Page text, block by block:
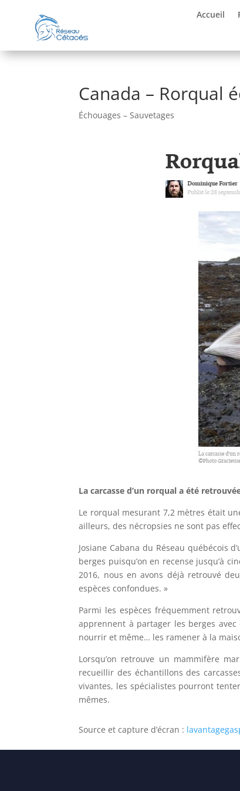
Accueil
Canada – Rorqual
Échouages – Sauvetages
La carcasse d’un rorqual a été
Le rorqual mesurant 7,2 mètres était
ailleurs, des nécropsies ne sont pas
Josiane Cabana du Réseau québécois
berges puisqu’on en recense jusqu’à
2016, nous en avons déjà retrouvé
espèces confondues. »
Parmi les espèces fréquemment
apprennent à partager les berges
nourrir et même… les ramener à la
Lorsqu’on retrouve un mammifère
recueillir des échantillons des
vivantes, les spécialistes pourront
mêmes.
Source et capture d’écran :